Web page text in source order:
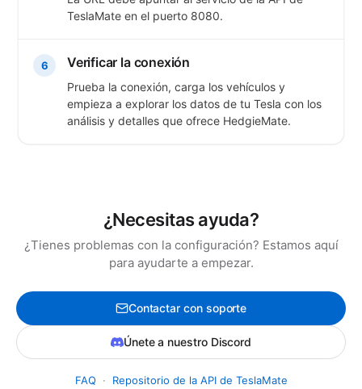
TeslaMate en el puerto 8080.
6 Verificar la conexión
Prueba la conexión, carga los vehículos y
empieza a explorar los datos de tu Tesla con los
análisis y detalles que ofrece HedgieMate.
¿Necesitas ayuda?
¿Tienes problemas con la configuración? Estamos aquí
para ayudarte a empezar.
Contactar con soporte
Únete a nuestro Discord
FAQ · Repositorio de la API de TeslaMate